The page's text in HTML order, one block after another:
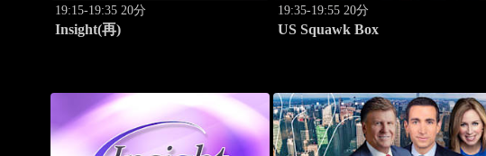
19:15-19:35 20分
Insight(再)
19:35-19:55 20分
US Squawk Box